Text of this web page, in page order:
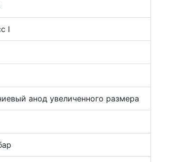
I
анод увеличенного размера